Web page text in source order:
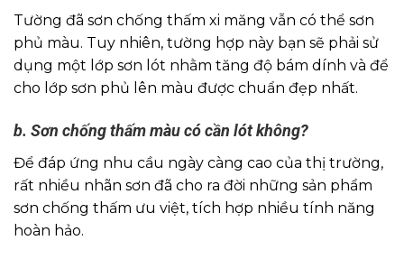
Tường đã sơn chống thấm xi măng vẫn có thể sơn
phủ màu. Tuy nhiên, tường hợp này bạn sẽ phải sử
dụng một lớp sơn lót nhằm tăng độ bám dính và để
cho lớp sơn phủ lên màu được chuẩn đẹp nhất.
b. Sơn chống thấm màu có cần lót không?
Để đáp ứng nhu cầu ngày càng cao của thị trường,
rất nhiều nhãn sơn đã cho ra đời những sản phẩm
sơn chống thấm ưu việt, tích hợp nhiều tính năng
hoàn hảo.